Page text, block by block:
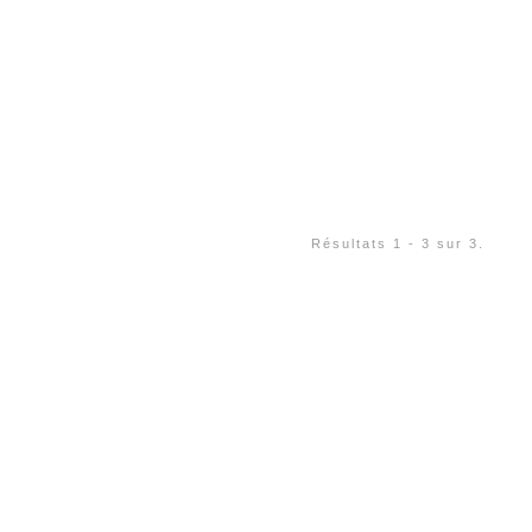
Résultats 1 - 3 sur 3.